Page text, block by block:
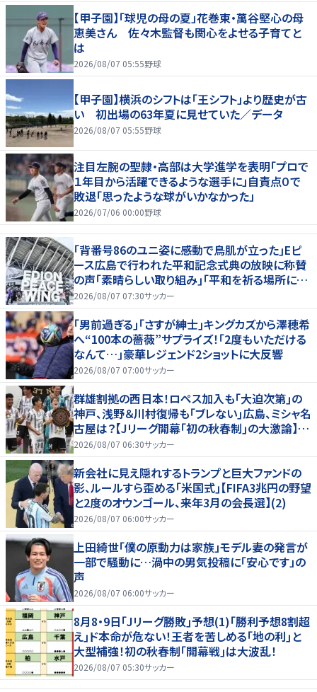
【甲子園】「球児の母の夏」花巻東・萬谷堅心の母
恵美さん 佐々木監督も関心をよせる子育てと
は
2026/08/07 05:55野球
【甲子園】横浜のシフトは「王シフト」より歴史が古
い 初出場の63年夏に見せていた／データ
2026/08/07 05:55野球
注目左腕の聖隷・高部は大学進学を表明「プロで
１年目から活躍できるような選手に」自責点０で
敗退「思ったような球がいかなかった」
2026/07/06 00:00野球
｢背番号86のユニ姿に感動で鳥肌が立った｣Eピ
ース広島で行われた平和記念式典の放映に称賛
の声｢素晴らしい取り組み｣｢平和を祈る場所に相
応しい｣
2026/08/07 07:30サッカー
｢男前過ぎる｣｢さすが紳士｣キングカズから澤穂希
へ“100本の薔薇”サプライズ！｢2度もいただける
なんて…｣豪華レジェンド2ショットに大反響
2026/08/07 07:00サッカー
群雄割拠の西日本！ロペス加入も｢大迫次第｣の
神戸、浅野＆川村復帰も｢ブレない｣広島、ミシャ名
古屋は？【Jリーグ開幕｢初の秋春制｣の大激論】
(2)
2026/08/07 06:30サッカー
新会社に見え隠れするトランプと巨大ファンドの
影、ルールすら歪める｢米国式｣【FIFA3兆円の野望
と2度のオウンゴール、来年3月の会長選】(2)
2026/08/07 06:00サッカー
上田綺世「僕の原動力は家族」モデル妻の発言が
一部で騒動に…渦中の男気投稿に「安心です」の
声
2026/08/07 06:00サッカー
8月8・9日｢Jリーグ勝敗｣予想(1)｢勝利予想8割超
え｣ド本命が危ない！王者を苦しめる｢地の利｣と
大型補強！初の秋春制｢開幕戦｣は大波乱！
2026/08/07 05:30サッカー